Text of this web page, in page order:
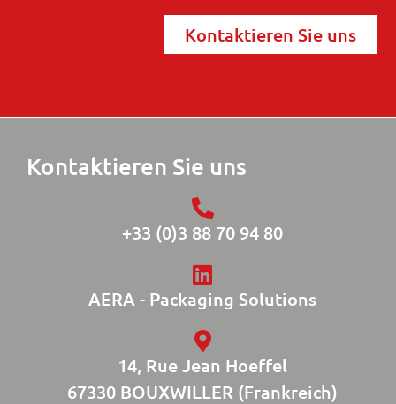
Kontaktieren Sie uns
Kontaktieren Sie uns
+33 (0)3 88 70 94 80
AERA - Packaging Solutions
14, Rue Jean Hoeffel
67330 BOUXWILLER (Frankreich)